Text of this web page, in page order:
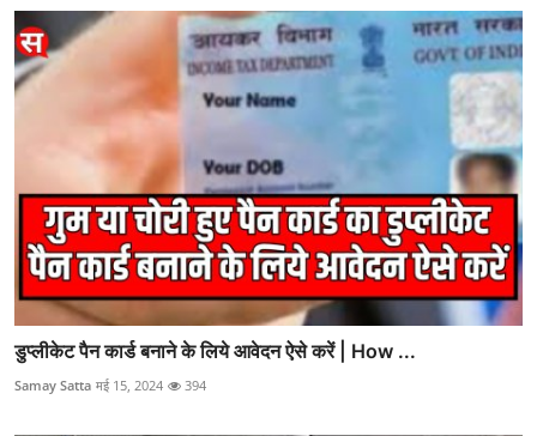
डुप्लीकेट पैन कार्ड बनाने के लिये आवेदन ऐसे करें | How ...
Samay Satta मई 15, 2024 394